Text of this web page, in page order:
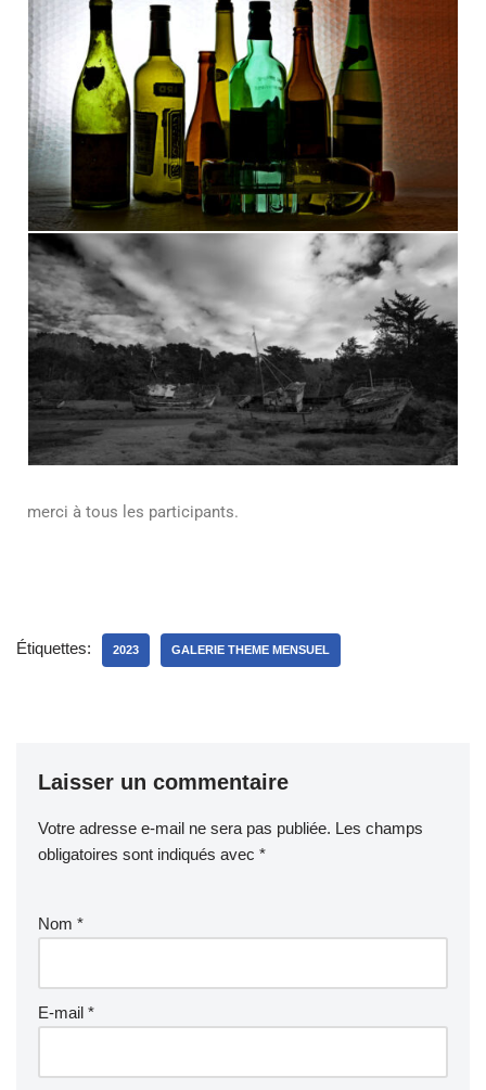
merci à tous les participants.
Étiquettes: 2023 GALERIE THEME MENSUEL
Laisser un commentaire
Votre adresse e-mail ne sera pas publiée. Les champs
obligatoires sont indiqués avec *
Nom *
E-mail *